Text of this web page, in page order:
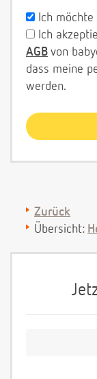
Ich
Ich
AGB von
dass meine
werden.
Zurück
Übersicht: